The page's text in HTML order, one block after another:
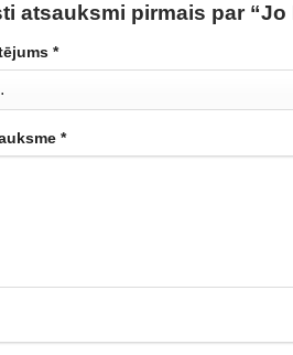
atsauksmi pirmais par “Jo
*
*